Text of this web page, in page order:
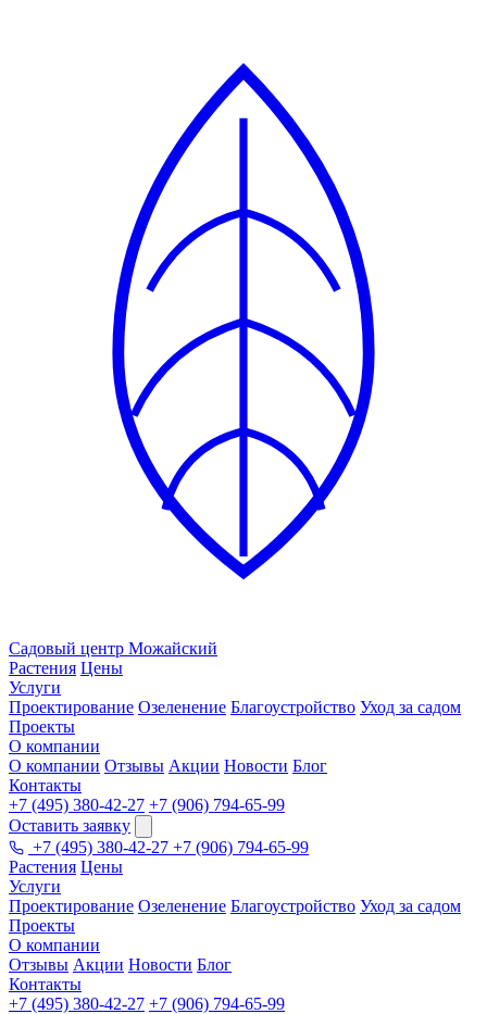
Садовый центр Можайский
Растения Цены
Услуги
Проектирование Озеленение Благоустройство Уход за садом
Проекты
О компании
О компании Отзывы Акции Новости Блог
Контакты
+7 (495) 380-42-27 +7 (906) 794-65-99
Оставить заявку
+7 (495) 380-42-27 +7 (906) 794-65-99
Растения Цены
Услуги
Проектирование Озеленение Благоустройство Уход за садом
Проекты
О компании
Отзывы Акции Новости Блог
Контакты
+7 (495) 380-42-27 +7 (906) 794-65-99